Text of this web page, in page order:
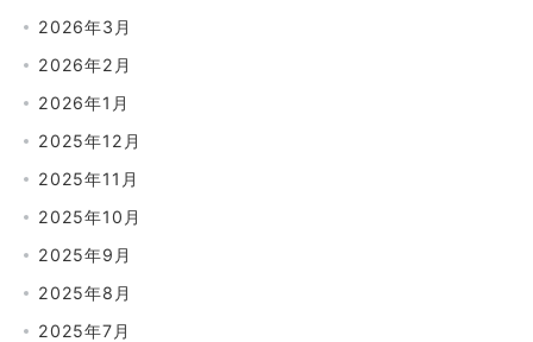
2026年3月
2026年2月
2026年1月
2025年12月
2025年11月
2025年10月
2025年9月
2025年8月
2025年7月